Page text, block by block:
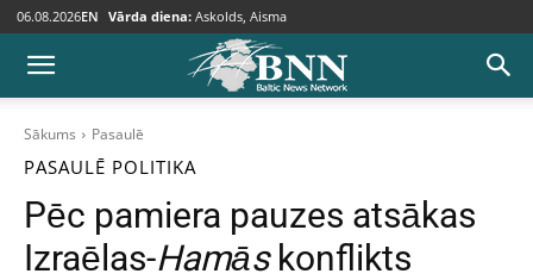
06.08.2026EN Vārda diena: Askolds, Aisma
Sākums Pasaulē
PASAULĒ POLITIKA
Pēc pamiera pauzes atsākas
Izraēlas-Hamāskonflikts